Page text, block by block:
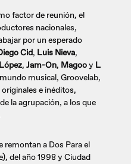
factor de reunión, el
nacionales,
por un esperado
Cid, Luis Nieva,
, Jam-On, Magooy L
musical, Groovelab,
e inéditos,
la agrupación, a los que
a Dos Para el
del año 1998 y Ciudad